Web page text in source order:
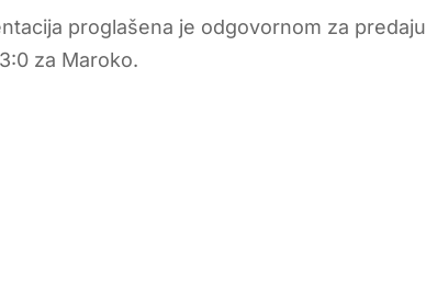
proglašena je odgovornom za predaju
za Maroko.